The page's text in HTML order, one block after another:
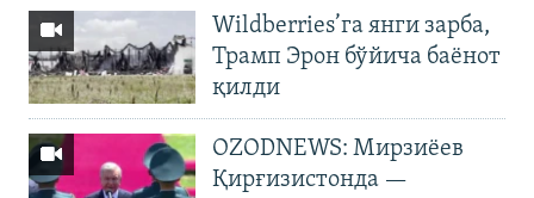
Wildberries’га янги зарба,
Трамп Эрон бўйича баёнот
қилди
OZODNEWS: Мирзиёев
Қирғизистонда —